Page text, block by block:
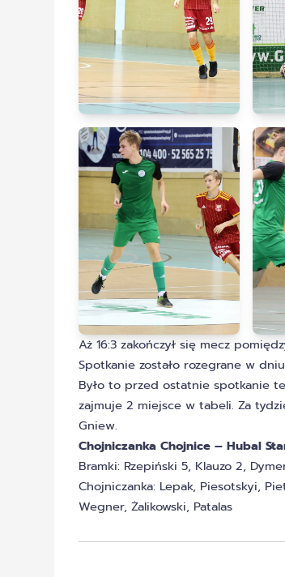
Aż 16:3 zakończył się mecz
Spotkanie zostało rozegrane w
Było to przed ostatnie spotkanie
zajmuje 2 miejsce w tabeli. Za
Gniew.
Chojniczanka Chojnice – Hubal
Bramki: Rzepiński 5, Klauzo 2,
Chojniczanka: Lepak, Piesotskyi,
Wegner, Żalikowski, Patalas